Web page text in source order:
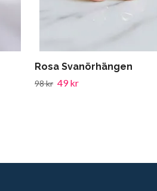
Rosa Svanörhängen
98 kr 49 kr